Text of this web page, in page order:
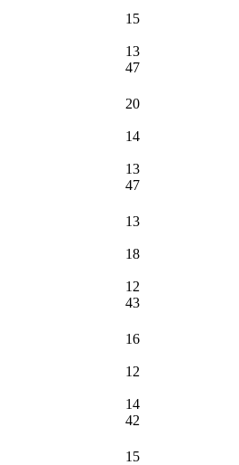
15
13
47
20
14
13
47
13
18
12
43
16
12
14
42
15